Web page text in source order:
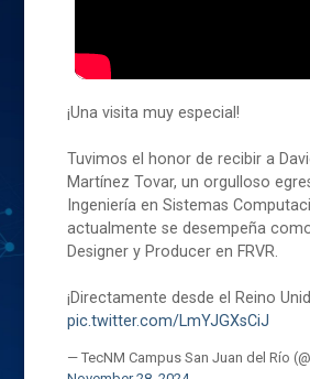
¡Una visita muy especial!
Tuvimos el honor de recibir a
Martínez Tovar, un orgulloso
Ingeniería en Sistemas
actualmente se desempeña
Designer y Producer en FRVR.
¡Directamente desde el Reino
pic.twitter.com/LmYJGXsCiJ
— TecNM Campus San Juan del Río